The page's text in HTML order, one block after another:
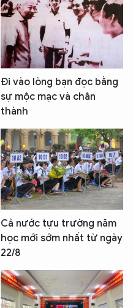
Đi vào lòng bạn đọc bằng
sự mộc mạc và chân
thành
Cả nước tựu trường năm
học mới sớm nhất từ ngày
22/8